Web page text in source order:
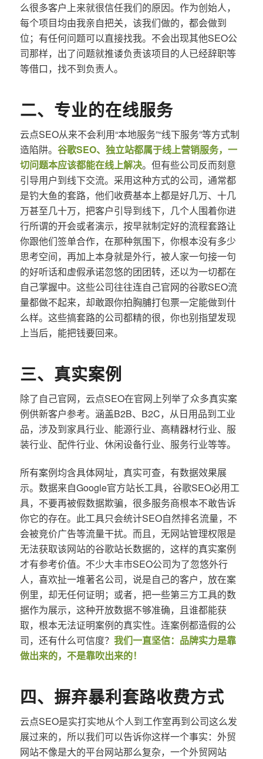
么很多客户上来就很信任我们的原因。作为创始人，
每个项目均由我亲自把关，该我们做的，都会做到
位；有任何问题可以直接找我。不会出现其他SEO公
司那样，出了问题就推诿负责该项目的人已经辞职等
等借口，找不到负责人。
二、专业的在线服务
云点SEO从来不会利用“本地服务”“线下服务”等方式制
造陷阱。 谷歌SEO、独立站都属于线上营销服务，一
切问题本应该都能在线上解决。但有些公司反而刻意
引导用户到线下交流。采用这种方式的公司，通常都
是钓大鱼的套路，他们收费基本上都是好几万、十几
万甚至几十万，把客户引导到线下，几个人围着你进
行所谓的开会或者演示，按早就制定好的流程套路让
你跟他们签单合作，在那种氛围下，你根本没有多少
思考空间，再加上本身就是外行，被人家一句接一句
的好听话和虚假承诺忽悠的团团转，还以为一切都在
自己掌握中。这些公司往往连自己官网的谷歌SEO流
量都做不起来，却敢跟你拍胸脯打包票一定能做到什
么样。这些搞套路的公司都精的很，你也别指望发现
上当后，能把钱要回来。
三、真实案例
除了自己官网，云点SEO在官网上列举了众多真实案
例供新客户参考。涵盖B2B、B2C，从日用品到工业
品，涉及到家具行业、能源行业、高精器材行业、服
装行业、配件行业、休闲设备行业、服务行业等等。
所有案例均含具体网址，真实可查，有数据效果展
示。数据来自Google官方站长工具，谷歌SEO必用工
具，不要再被假数据欺骗，很多服务商根本不敢告诉
你它的存在。此工具只会统计SEO自然排名流量，不
会被竞价广告等流量干扰。而且，无网站管理权限是
无法获取该网站的谷歌站长数据的，这样的真实案例
才有参考价值。不少大丰市SEO公司为了忽悠外行
人，喜欢扯一堆著名公司，说是自己的客户，放在案
例里，却无任何证明；或者，把一些第三方工具的数
据作为展示，这种开放数据不够准确，且谁都能获
取，根本无法证明案例的真实性。连案例都造假的公
司，还有什么可信度？ 我们一直坚信：品牌实力是靠
做出来的，不是靠吹出来的！
四、摒弃暴利套路收费方式
云点SEO是实打实地从个人到工作室再到公司这么发
展过来的，所以我们可以告诉你这样一个事实：外贸
网站不像是大的平台网站那么复杂，一个外贸网站